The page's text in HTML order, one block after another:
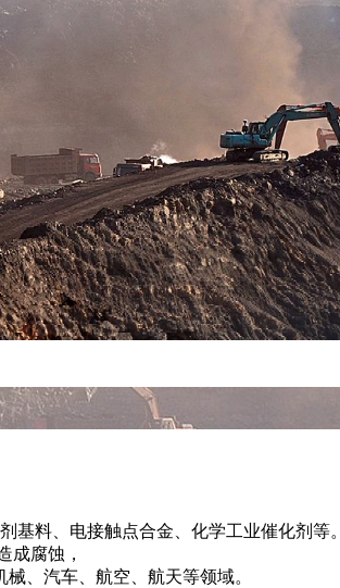
料、电接触点合金、化学工业催化剂等。
腐蚀，
、汽车、航空、航天等领域。